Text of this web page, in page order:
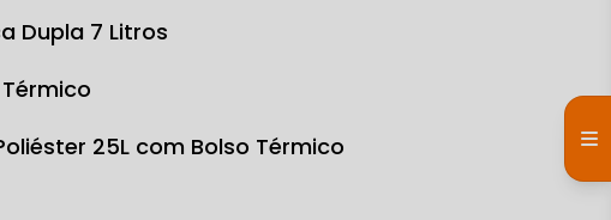
Dupla 7 Litros
25L com Bolso Térmico